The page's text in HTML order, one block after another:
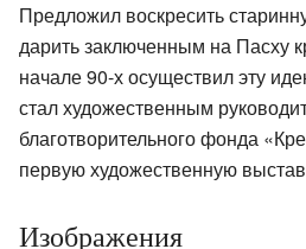
Предложил воскресить
дарить заключенным на Пасху
начале 90-х осуществил эту
стал художественным
благотворительного фонда
первую художественную
Изображения